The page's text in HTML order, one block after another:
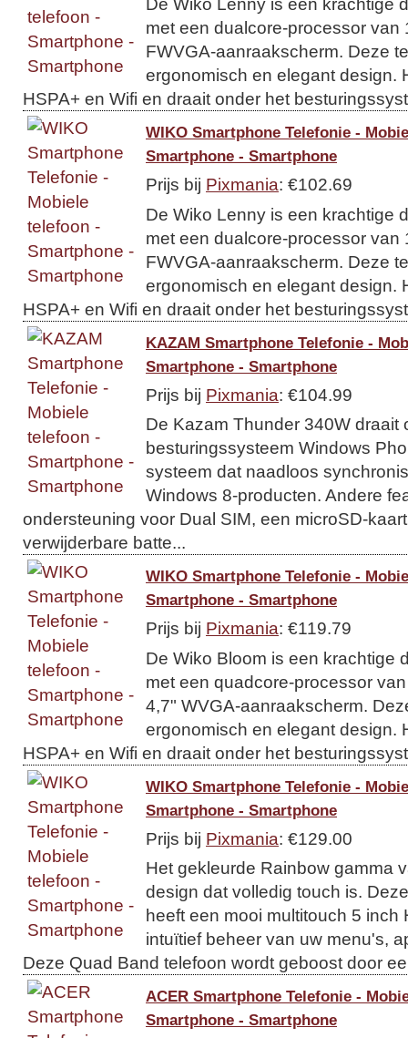
met een dualcore-processor van
FWVGA-aanraakscherm. Deze
ergonomisch en elegant design.
HSPA+ en Wifi en draait onder het
WIKO Smartphone Telefonie -
Smartphone - Smartphone
Prijs bij Pixmania: €102.69
De Wiko Lenny is een krachtige
met een dualcore-processor van
FWVGA-aanraakscherm. Deze
ergonomisch en elegant design.
HSPA+ en Wifi en draait onder het
KAZAM Smartphone Telefonie -
Smartphone - Smartphone
Prijs bij Pixmania: €104.99
De Kazam Thunder 340W draait
besturingssysteem Windows
systeem dat naadloos
Windows 8-producten. Andere
ondersteuning voor Dual SIM, een microSD-
verwijderbare batte...
WIKO Smartphone Telefonie -
Smartphone - Smartphone
Prijs bij Pixmania: €119.79
De Wiko Bloom is een krachtige
met een quadcore-processor
4,7" WVGA-aanraakscherm.
ergonomisch en elegant design.
HSPA+ en Wifi en draait onder het
WIKO Smartphone Telefonie -
Smartphone - Smartphone
Prijs bij Pixmania: €129.00
Het gekleurde Rainbow gamma
design dat volledig touch is.
heeft een mooi multitouch 5 inch
intuïtief beheer van uw menu's,
Deze Quad Band telefoon wordt geboost door
ACER Smartphone Telefonie -
Smartphone - Smartphone